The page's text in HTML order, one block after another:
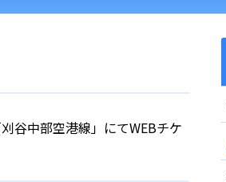
谷中部空港線」にてWEBチケ